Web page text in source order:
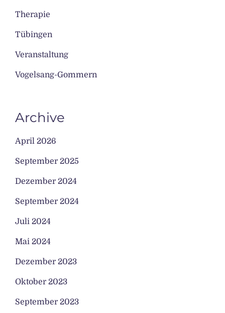
Therapie
Tübingen
Veranstaltung
Vogelsang-Gommern
Archive
April 2026
September 2025
Dezember 2024
September 2024
Juli 2024
Mai 2024
Dezember 2023
Oktober 2023
September 2023